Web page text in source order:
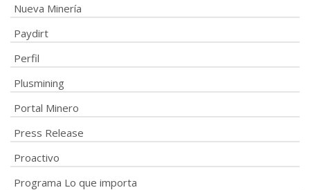
Nueva Minería
Paydirt
Perfil
Plusmining
Portal Minero
Press Release
Proactivo
Programa Lo que importa